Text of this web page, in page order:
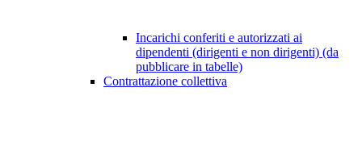
Incarichi conferiti e autorizzati ai
dipendenti (dirigenti e non dirigenti) (da
pubblicare in tabelle)
Contrattazione collettiva